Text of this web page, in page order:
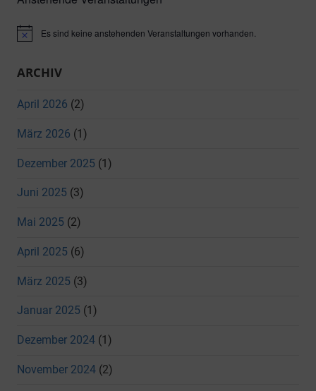
HinweisEs sind keine anstehenden Veranstaltungen vorhanden.
ARCHIV
April 2026 (2)
März 2026 (1)
Dezember 2025 (1)
Juni 2025 (3)
Mai 2025 (2)
April 2025 (6)
März 2025 (3)
Januar 2025 (1)
Dezember 2024 (1)
November 2024 (2)